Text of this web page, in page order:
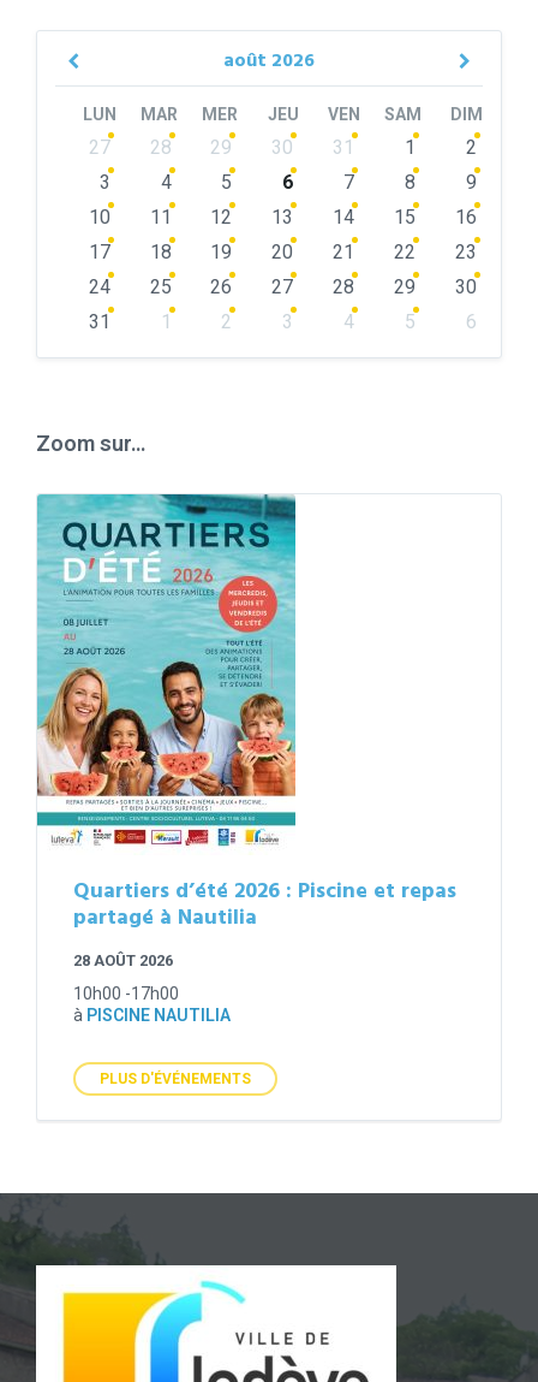
août 2026
Previous
LUN MAR MER JEU VEN SAM DIM
Skip
calendar
27 28 29 30 31 1
2
3
4 5 6 7 8
9
10
11 12 13 14 15
16
17
18 19 20 21 22
23
24
25 26 27 28 29
30
31
1 2 3 4 5
6
Zoom sur…
Quartiers d’été 2026 : Piscine et repas
partagé à Nautilia
28 AOÛT 2026
10h00 -17h00
à PISCINE NAUTILIA
PLUS D'ÉVÉNEMENTS